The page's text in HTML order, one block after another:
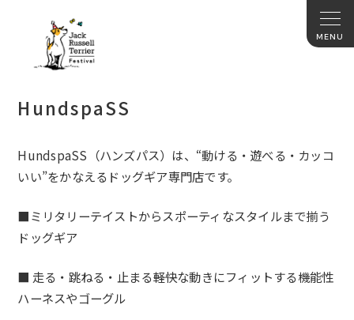
HundspaSS
HundspaSS（ハンズパス）は、“動ける・遊べる・カッコ
いい”をかなえるドッグギア専門店です。
■ミリタリーテイストからスポーティなスタイルまで揃う
ドッグギア
■ 走る・跳ねる・止まる――軽快な動きにフィットする機能性
ハーネスやゴーグル